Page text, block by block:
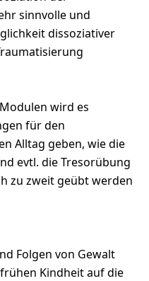
sinnvolle und
dissoziativer
wird es
für den
Alltag geben, wie die
evtl. die Tresorübung
zu zweit geübt werden
Folgen von Gewalt
Kindheit auf die